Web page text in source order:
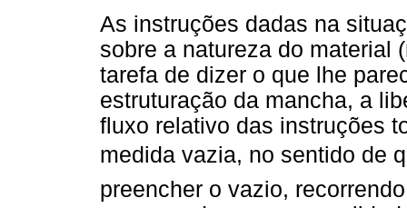
As instruções dadas na
sobre a natureza do material
tarefa de dizer o que lhe
estruturação da mancha, a
fluxo relativo das instruções
medida vazia, no sentido
preencher o vazio,